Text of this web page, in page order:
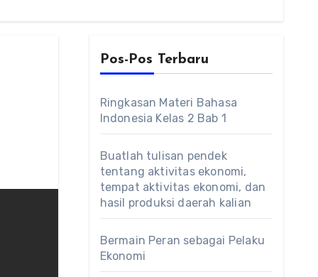
Pos-Pos Terbaru
Ringkasan Materi Bahasa
Indonesia Kelas 2 Bab 1
Buatlah tulisan pendek
tentang aktivitas ekonomi,
tempat aktivitas ekonomi, dan
hasil produksi daerah kalian
Bermain Peran sebagai Pelaku
Ekonomi